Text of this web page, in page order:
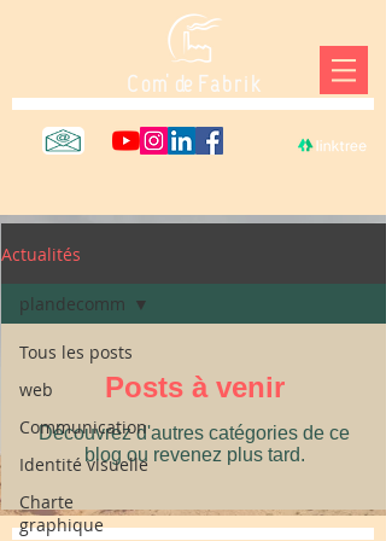
C o m' de F a b r i k
Actualités
Tous les posts
web
Communication
Identité visuelle
Charte
graphique
plandecomm
Posts à venir
Découvrez d'autres catégories de ce
blog ou revenez plus tard.